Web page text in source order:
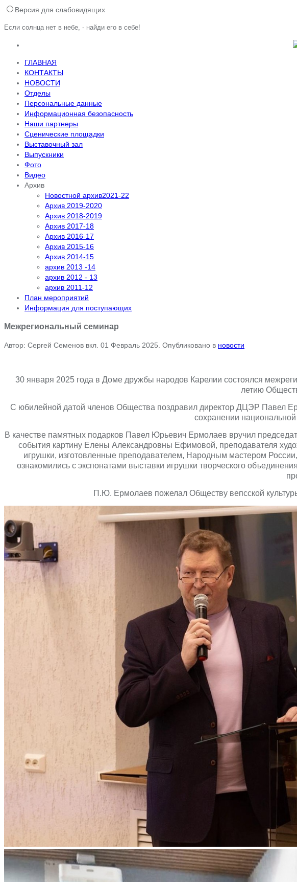
Версия для слабовидящих
Если солнца нет в небе, - найди его в себе!
ГЛАВНАЯ
КОНТАКТЫ
НОВОСТИ
Отделы
Персональные данные
Информационная безопасность
Наши партнеры
Сценические площадки
Выставочный зал
Выпускники
Фото
Видео
Архив
Новостной архив2021-22
Архив 2019-2020
Архив 2018-2019
Архив 2017-18
Архив 2016-17
Архив 2015-16
Архив 2014-15
архив 2013 -14
архив 2012 - 13
архив 2011-12
План мероприятий
Информация для поступающих
Межрегиональный семинар
Автор: Сергей Семенов вкл. 01 Февраль 2025 . Опубликовано в новости
30 января 2025 года в Доме дружбы народов Карелии состоялся
летию
С юбилейной датой членов Общества поздравил директор ДЦЭР Павел
сохранении
В качестве памятных подарков Павел Юрьевич Ермолаев вручил
события картину Елены Александровны Ефимовой, преподавателя
игрушки, изготовленные преподавателем, Народным мастером
ознакомились с экспонатами выставки игрушки творческого
П.Ю. Ермолаев пожелал Обществу вепсской